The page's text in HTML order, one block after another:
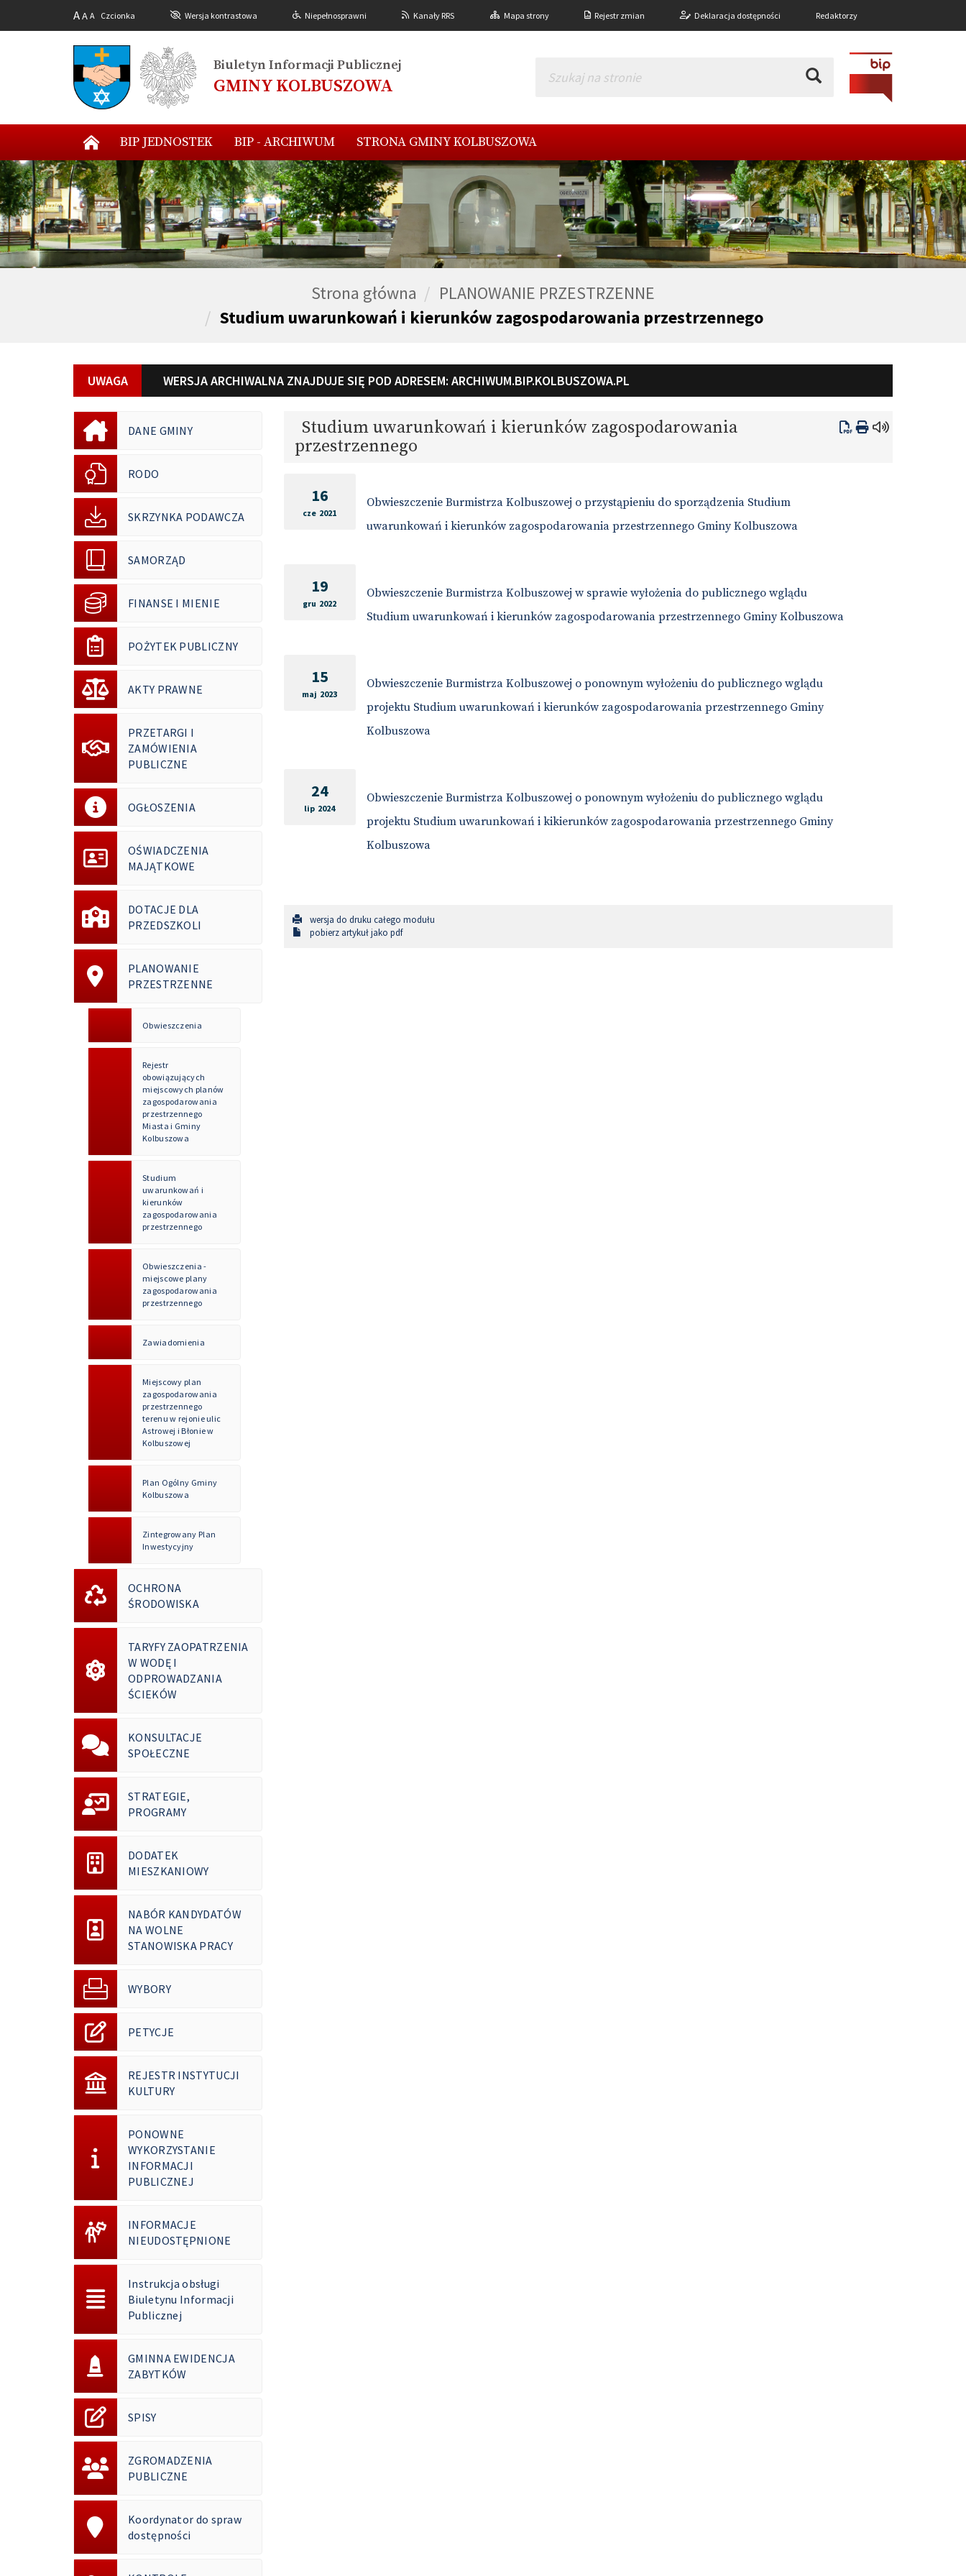
AA A Czcionka Wersja kontrastowa Niepełnosprawni Kanały RRS Mapa strony Rejestr zmian Deklaracja dostępności Redaktorzy
Biuletyn Informacji Publicznej
GMINY KOLBUSZOWA
BIP JEDNOSTEK BIP - ARCHIWUM STRONA GMINY KOLBUSZOWA
Strona główna
PLANOWANIE PRZESTRZENNE
Studium uwarunkowań i kierunków zagospodarowania przestrzennego
UWAGA WERSJA ARCHIWALNA ZNAJDUJE SIĘ POD ADRESEM: ARCHIWUM.BIP.KOLBUSZOWA.PL
DANE GMINY
RODO
SKRZYNKA PODAWCZA
SAMORZĄD
FINANSE I MIENIE
POŻYTEK PUBLICZNY
AKTY PRAWNE
PRZETARGI I
ZAMÓWIENIA
PUBLICZNE
OGŁOSZENIA
OŚWIADCZENIA
MAJĄTKOWE
DOTACJE DLA
PRZEDSZKOLI
PLANOWANIE
PRZESTRZENNE
Obwieszczenia
Rejestr
obowiązujących
miejscowych planów
zagospodarowania
przestrzennego
Miasta i Gminy
Kolbuszowa
Studium
uwarunkowań i
kierunków
zagospodarowania
przestrzennego
Obwieszczenia -
miejscowe plany
zagospodarowania
przestrzennego
Zawiadomienia
Miejscowy plan
zagospodarowania
przestrzennego
terenu w rejonie ulic
Astrowej i Błonie w
Kolbuszowej
Plan Ogólny Gminy
Kolbuszowa
Zintegrowany Plan
Inwestycyjny
OCHRONA
ŚRODOWISKA
TARYFY ZAOPATRZENIA
W WODĘ I
ODPROWADZANIA
ŚCIEKÓW
KONSULTACJE
SPOŁECZNE
STRATEGIE,
PROGRAMY
DODATEK
MIESZKANIOWY
NABÓR KANDYDATÓW
NA WOLNE
STANOWISKA PRACY
WYBORY
PETYCJE
REJESTR INSTYTUCJI
KULTURY
PONOWNE
WYKORZYSTANIE
INFORMACJI
PUBLICZNEJ
INFORMACJE
NIEUDOSTĘPNIONE
Instrukcja obsługi
Biuletynu Informacji
Publicznej
GMINNA EWIDENCJA
ZABYTKÓW
SPISY
ZGROMADZENIA
PUBLICZNE
Koordynator do spraw
dostępności
Studium uwarunkowań i kierunków zagospodarowania
przestrzennego
16
cze 2021
Obwieszczenie Burmistrza Kolbuszowej o przystąpieniu do sporządzenia Studium
uwarunkowań i kierunków zagospodarowania przestrzennego Gminy Kolbuszowa
19
gru 2022
Obwieszczenie Burmistrza Kolbuszowej w sprawie wyłożenia do publicznego wglądu
Studium uwarunkowań i kierunków zagospodarowania przestrzennego Gminy Kolbuszowa
15
maj 2023
Obwieszczenie Burmistrza Kolbuszowej o ponownym wyłożeniu do publicznego wglądu
projektu Studium uwarunkowań i kierunków zagospodarowania przestrzennego Gminy
Kolbuszowa
24
lip 2024
Obwieszczenie Burmistrza Kolbuszowej o ponownym wyłożeniu do publicznego wglądu
projektu Studium uwarunkowań i kikierunków zagospodarowania przestrzennego Gminy
Kolbuszowa
wersja do druku całego modułu
pobierz artykuł jako pdf